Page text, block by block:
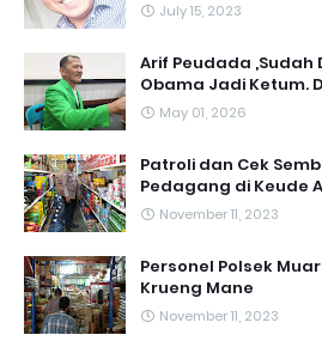
July 15, 2023
Arif Peudada ,Sudah
Obama Jadi Ketum.
May 01, 2026
Patroli dan Cek
Pedagang di Keude
November 11, 2023
Personel Polsek
Krueng Mane
November 11, 2023